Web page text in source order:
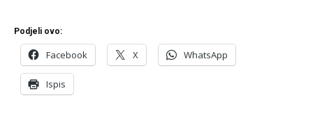
Podjeli ovo:
Facebook X WhatsApp
Ispis